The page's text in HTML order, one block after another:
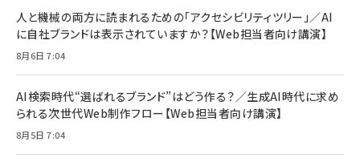
人と機械の両方に読まれるための「アクセシビリティツリー」／AI
に自社ブランドは表示されていますか？【Web担当者向け講演】
8月6日 7:04
AI検索時代“選ばれるブランド”はどう作る？／生成AI時代に求め
られる次世代Web制作フロー【Web担当者向け講演】
8月5日 7:04